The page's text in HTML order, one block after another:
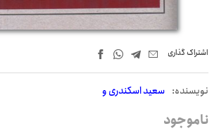
اشتراک‌ گذاری
نويسنده: سعید اسکندری و
ناموجود